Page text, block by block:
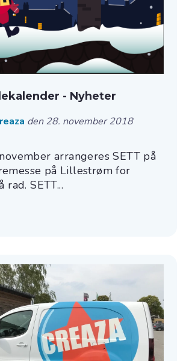
- Nyheter
den 28. november 2018
arrangeres SETT på
på Lillestrøm for
SETT...